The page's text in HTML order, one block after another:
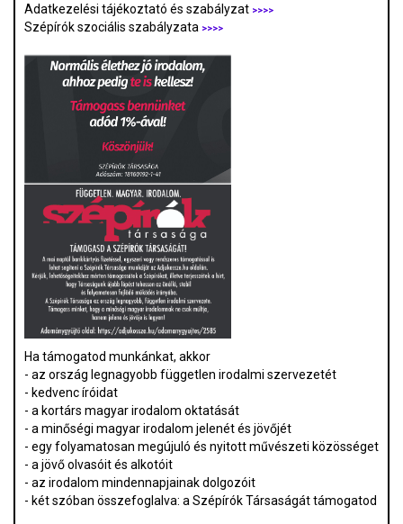
Adatkezelési tájékoztató és szabályzat >>>>
Szépírók szociális szabályzata >>>>
Ha támogatod munkánkat, akkor
- az ország legnagyobb független irodalmi szervezetét
- kedvenc íróidat
- a kortárs magyar irodalom oktatását
- a minőségi magyar irodalom jelenét és jövőjét
- egy folyamatosan megújuló és nyitott művészeti közösséget
- a jövő olvasóit és alkotóit
- az irodalom mindennapjainak dolgozóit
- két szóban összefoglalva: a Szépírók Társaságát támogatod